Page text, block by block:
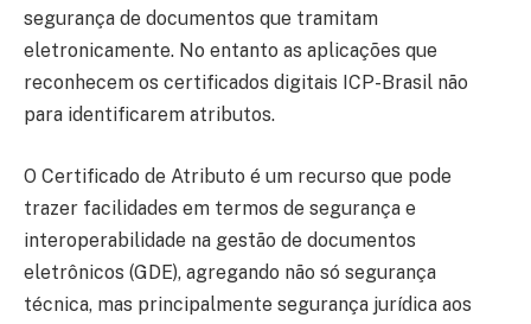
segurança de documentos que tramitam
eletronicamente. No entanto as aplicações que
reconhecem os certificados digitais ICP-Brasil não
para identificarem atributos.
O Certificado de Atributo é um recurso que pode
trazer facilidades em termos de segurança e
interoperabilidade na gestão de documentos
eletrônicos (GDE), agregando não só segurança
técnica, mas principalmente segurança jurídica aos